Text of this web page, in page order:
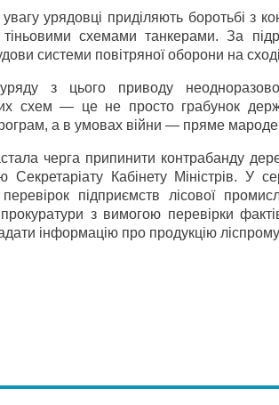
урядовці приділяють боротьбі з
схемами танкерами. За
системи повітряної оборони на
з цього приводу
схем — це не просто грабунок
а в умовах війни — пряме
черга припинити контрабанду
Секретаріату Кабінету Міністрів.
підприємств лісової
прокуратури з вимогою перевірки
інформацію про продукцію